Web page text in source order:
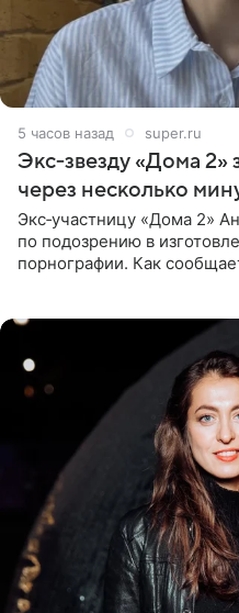
5 часов назад super.ru
Экс‑звезду «Дома
через несколько
Экс‑участницу «Дома 2»
по подозрению в
порнографии. Как